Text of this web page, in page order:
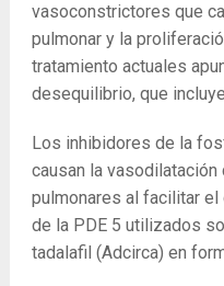
vasoconstrictores que
pulmonar y la
tratamiento actuales
desequilibrio, que
Los inhibidores de la
causan la
pulmonares al facilitar el
de la PDE 5 utilizados
tadalafil (Adcirca) en